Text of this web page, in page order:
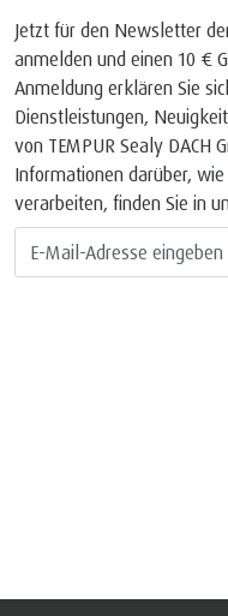
Jetzt für den Newsletter
anmelden und einen 10 €
Anmeldung erklären Sie
Dienstleistungen,
von TEMPUR Sealy DACH
Informationen darüber,
verarbeiten, finden Sie in